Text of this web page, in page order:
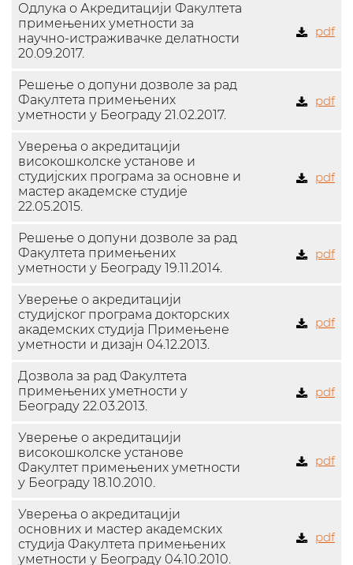
Одлука о Акредитацији Факултета
примењених уметности за
научно-истраживачке делатности
20.09.2017.
pdf
Решење о допуни дозволе за рад
Факултета примењених
уметности у Београду 21.02.2017.
pdf
Уверења о акрeдитацији
високошколске установе и
студијских програма за основне и
мастер академске студије
22.05.2015.
pdf
Решење о допуни дозволе за рад
Факултета примењених
уметности у Београду 19.11.2014.
pdf
Уверење о акредитацији
студијског програма докторских
академских студија Примењене
уметности и дизајн 04.12.2013.
pdf
Дозвола за рад Факултета
примењених уметности у
Београду 22.03.2013.
pdf
Уверење о акредитацији
високошколске установе
Факултет примењених уметности
у Београду 18.10.2010.
pdf
Уверења о акредитацији
основних и мастер академских
студија Факултета примењених
уметности у Београду 04.10.2010.
pdf